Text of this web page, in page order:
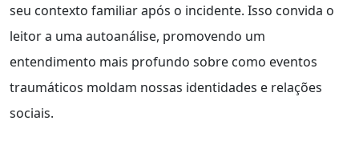
seu contexto familiar após o incidente. Isso convida o
leitor a uma autoanálise, promovendo um
entendimento mais profundo sobre como eventos
traumáticos moldam nossas identidades e relações
sociais.